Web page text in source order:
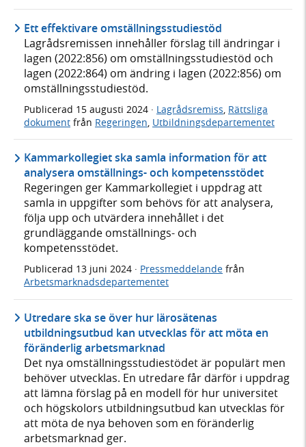
Ett effektivare omställningsstudiestöd
Lagrådsremissen innehåller förslag till ändringar i
lagen (2022:856) om omställningsstudiestöd och
lagen (2022:864) om ändring i lagen (2022:856) om
omställningsstudiestöd.
Publicerad 15 augusti 2024 · Lagrådsremiss, Rättsliga
dokument från Regeringen, Utbildningsdepartementet
Kammarkollegiet ska samla information för att
analysera omställnings- och kompetensstödet
Regeringen ger Kammarkollegiet i uppdrag att
samla in uppgifter som behövs för att analysera,
följa upp och utvärdera innehållet i det
grundläggande omställnings- och
kompetensstödet.
Publicerad 13 juni 2024 · Pressmeddelande från
Arbetsmarknadsdepartementet
Utredare ska se över hur lärosätenas
utbildningsutbud kan utvecklas för att möta en
föränderlig arbetsmarknad
Det nya omställningsstudiestödet är populärt men
behöver utvecklas. En utredare får därför i uppdrag
att lämna förslag på en modell för hur universitet
och högskolors utbildningsutbud kan utvecklas för
att möta de nya behoven som en föränderlig
arbetsmarknad ger.